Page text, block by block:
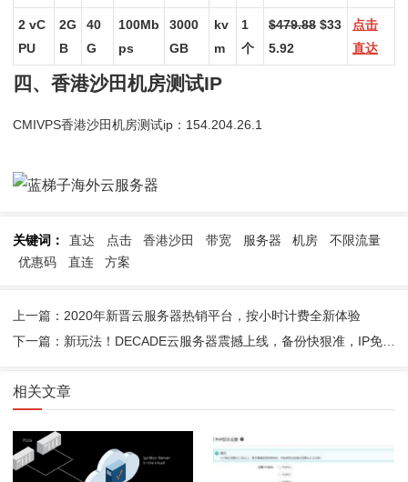
2 vC
PU
2G
B
40
G
100Mb
ps
3000
GB
kv
m
1
个
$479.88 $33
5.92
点击
直达
四、香港沙田机房测试IP
CMIVPS香港沙田机房测试ip：154.204.26.1
关键词： 直达 点击 香港沙田 带宽 服务器 机房
不限流量
优惠码
直连 方案
上一篇：2020年新晋云服务器热销平台，按小时计费全新体验
相关文章